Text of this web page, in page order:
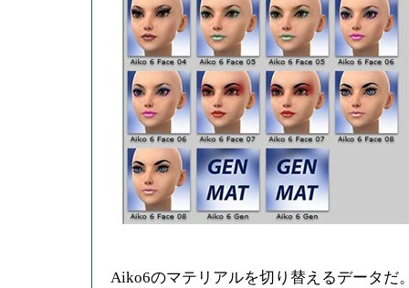
Aiko6のマテリアルを切り替えるデータだ